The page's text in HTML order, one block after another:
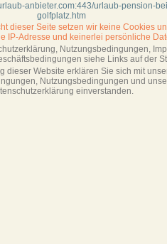
anbieter.com:443/urlaub-pension-
golfplatz.htm
dieser Seite setzen wir keine Cookies
IP-Adresse und keinerlei persönliche
Nutzungsbedingungen,
siehe Links auf der
dieser Website erklären Sie sich mit
Nutzungsbedingungen und
einverstanden.